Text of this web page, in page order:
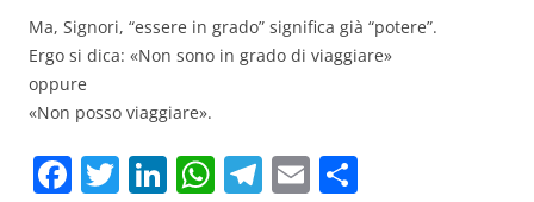
Ma, Signori, “essere in grado” significa già “potere”.
Ergo si dica: «Non sono in grado di viaggiare»
oppure
«Non posso viaggiare».
F T Li W T E